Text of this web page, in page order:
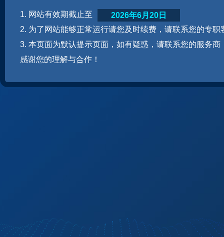
1. 网站有效期截止至
2. 为了网站能够正常运行请您及时续费，请联系您的专职
3. 本页面为默认提示页面，如有疑惑，请联系您的服务商
感谢您的理解与合作！
2026年6月20日